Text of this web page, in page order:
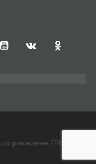
сопровождение FRISH & С